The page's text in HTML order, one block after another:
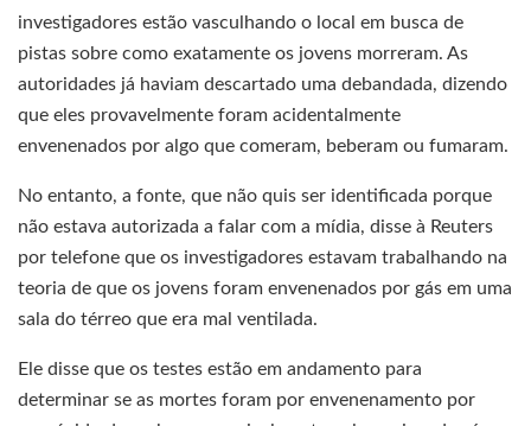
investigadores estão vasculhando o local em busca de
pistas sobre como exatamente os jovens morreram. As
autoridades já haviam descartado uma debandada, dizendo
que eles provavelmente foram acidentalmente
envenenados por algo que comeram, beberam ou fumaram.
No entanto, a fonte, que não quis ser identificada porque
não estava autorizada a falar com a mídia, disse à Reuters
por telefone que os investigadores estavam trabalhando na
teoria de que os jovens foram envenenados por gás em uma
sala do térreo que era mal ventilada.
Ele disse que os testes estão em andamento para
determinar se as mortes foram por envenenamento por